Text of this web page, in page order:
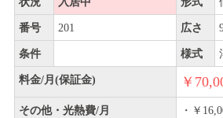
番号 201 広さ
条件 様式
料金/月(保証金) ￥
その他・光熱費/月 ・￥